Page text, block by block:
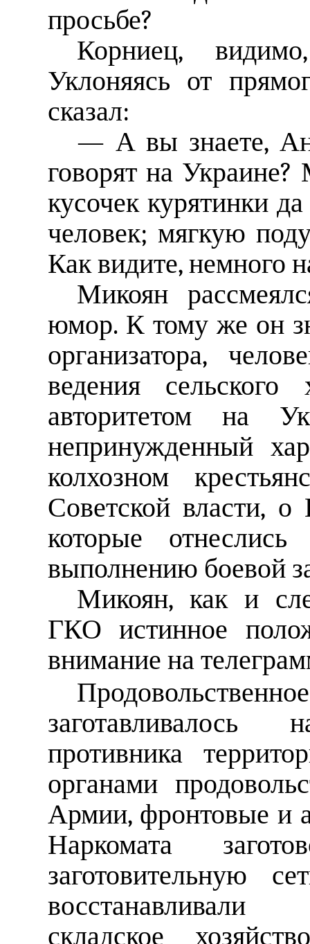
просьбе?
Корниец,
Уклоняясь от
сказал:
— А вы знаете,
говорят на
кусочек курятинки
человек; мягкую
Как видите, немного
Микоян
юмор. К тому же он
организатора,
ведения сельского
авторитетом на
непринужденный
колхозном
Советской власти,
которые
выполнению боевой
Микоян, как и
ГКО истинное
внимание на
противника
органами
Армии, фронтовые и
Наркомата
заготовительную
складское